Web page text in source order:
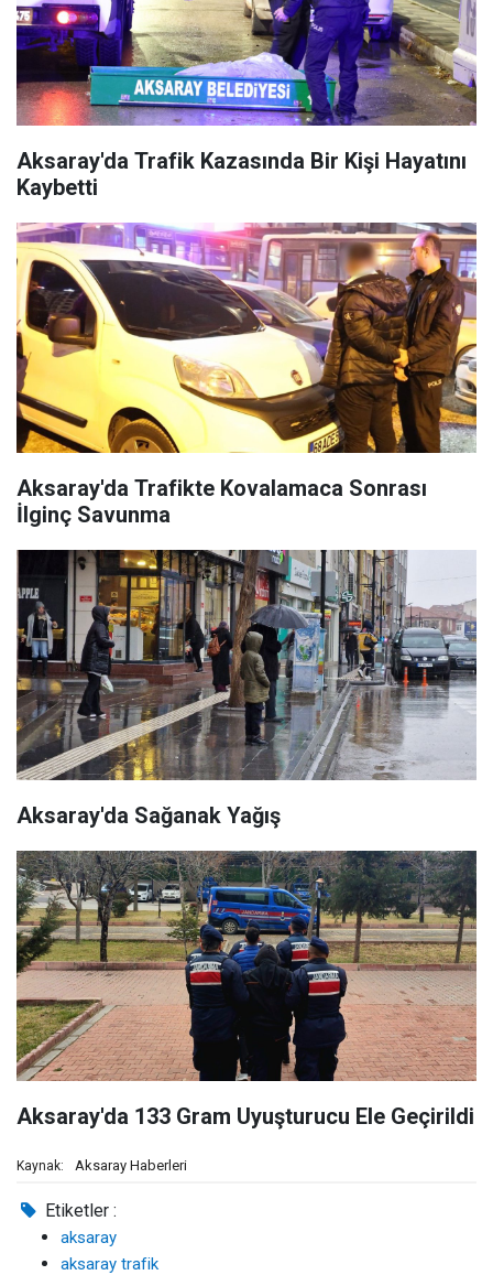
Aksaray'da Trafik Kazasında Bir Kişi Hayatını
Kaybetti
Aksaray'da Trafikte Kovalamaca Sonrası
İlginç Savunma
Aksaray'da Sağanak Yağış
Aksaray'da 133 Gram Uyuşturucu Ele Geçirildi
Kaynak: Aksaray Haberleri
Etiketler :
aksaray
aksaray trafik